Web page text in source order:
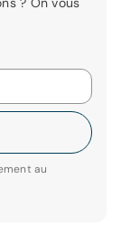
au